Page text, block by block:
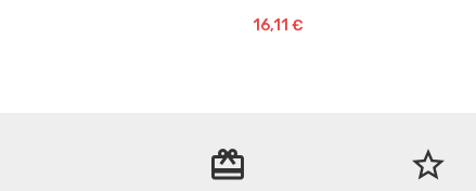
16,11 €
redeem star_border